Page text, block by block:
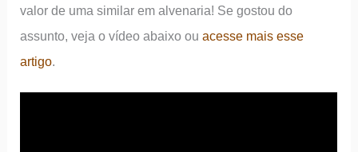
valor de uma similar em alvenaria! Se gostou do
assunto, veja o vídeo abaixo ouacesse mais esse
artigo